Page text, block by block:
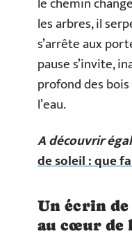
les arbres, il
s’arrête aux
pause s’invite,
profond des
l’eau.
A découvrir
de soleil : que
Un écrin
au cœur de